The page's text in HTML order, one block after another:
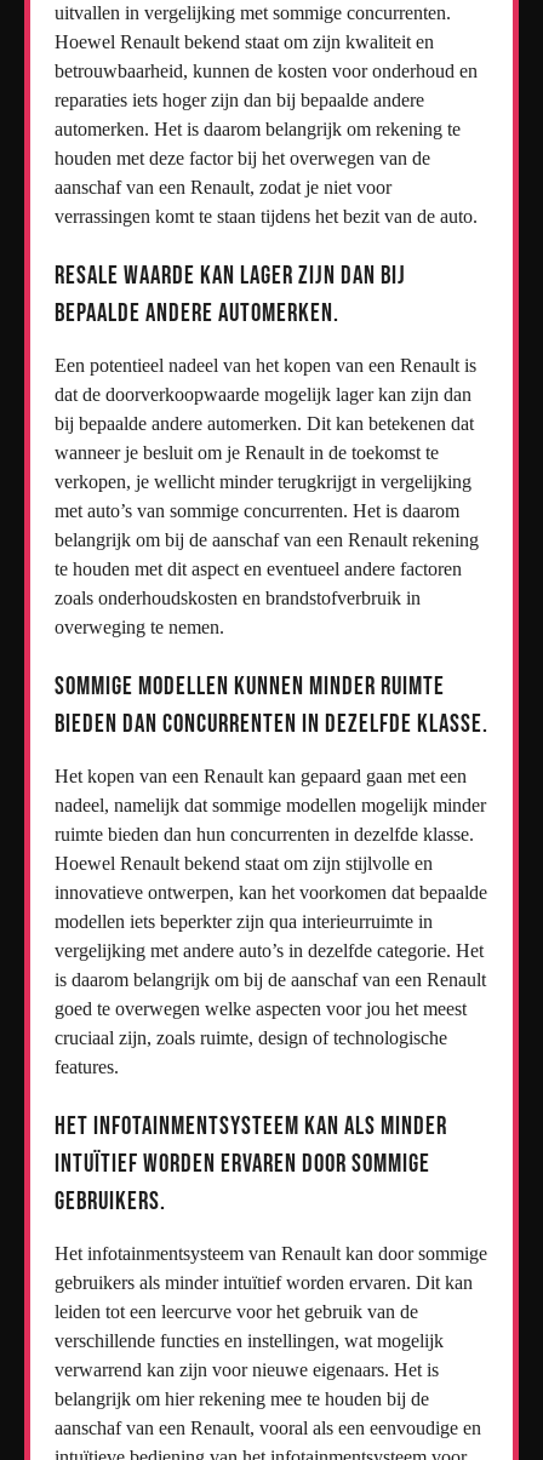
uitvallen in vergelijking met sommige concurrenten.
Hoewel Renault bekend staat om zijn kwaliteit en
betrouwbaarheid, kunnen de kosten voor onderhoud en
reparaties iets hoger zijn dan bij bepaalde andere
automerken. Het is daarom belangrijk om rekening te
houden met deze factor bij het overwegen van de
aanschaf van een Renault, zodat je niet voor
verrassingen komt te staan tijdens het bezit van de auto.
Resale waarde kan lager zijn dan bij
bepaalde andere automerken.
Een potentieel nadeel van het kopen van een Renault is
dat de doorverkoopwaarde mogelijk lager kan zijn dan
bij bepaalde andere automerken. Dit kan betekenen dat
wanneer je besluit om je Renault in de toekomst te
verkopen, je wellicht minder terugkrijgt in vergelijking
met auto’s van sommige concurrenten. Het is daarom
belangrijk om bij de aanschaf van een Renault rekening
te houden met dit aspect en eventueel andere factoren
zoals onderhoudskosten en brandstofverbruik in
overweging te nemen.
Sommige modellen kunnen minder ruimte
bieden dan concurrenten in dezelfde klasse.
Het kopen van een Renault kan gepaard gaan met een
nadeel, namelijk dat sommige modellen mogelijk minder
ruimte bieden dan hun concurrenten in dezelfde klasse.
Hoewel Renault bekend staat om zijn stijlvolle en
innovatieve ontwerpen, kan het voorkomen dat bepaalde
modellen iets beperkter zijn qua interieurruimte in
vergelijking met andere auto’s in dezelfde categorie. Het
is daarom belangrijk om bij de aanschaf van een Renault
goed te overwegen welke aspecten voor jou het meest
cruciaal zijn, zoals ruimte, design of technologische
features.
Het infotainmentsysteem kan als minder
intuïtief worden ervaren door sommige
gebruikers.
Het infotainmentsysteem van Renault kan door sommige
gebruikers als minder intuïtief worden ervaren. Dit kan
leiden tot een leercurve voor het gebruik van de
verschillende functies en instellingen, wat mogelijk
verwarrend kan zijn voor nieuwe eigenaars. Het is
belangrijk om hier rekening mee te houden bij de
aanschaf van een Renault, vooral als een eenvoudige en